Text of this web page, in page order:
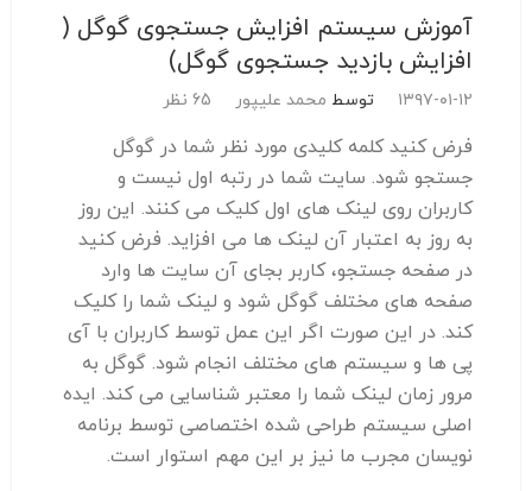
آموزش سیستم افزایش جستجوی گوگل (
افزایش بازدید جستجوی گوگل)
۱۳۹۷-۰۱-۱۲ توسط محمد علیپور 65 نظر
فرض کنید کلمه کلیدی مورد نظر شما در گوگل
جستجو شود. سایت شما در رتبه اول نیست و
کاربران روی لینک های اول کلیک می کنند. این روز
به روز به اعتبار آن لینک ها می افزاید. فرض کنید
در صفحه جستجو، کاربر بجای آن سایت ها وارد
صفحه های مختلف گوگل شود و لینک شما را کلیک
کند. در این صورت اگر این عمل توسط کاربران با آی
پی ها و سیستم های مختلف انجام شود. گوگل به
مرور زمان لینک شما را معتبر شناسایی می کند. ایده
اصلی سیستم طراحی شده اختصاصی توسط برنامه
نویسان مجرب ما نیز بر این مهم استوار است.